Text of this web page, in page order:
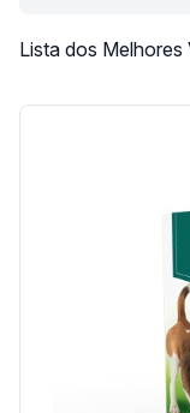
Lista dos Melhores